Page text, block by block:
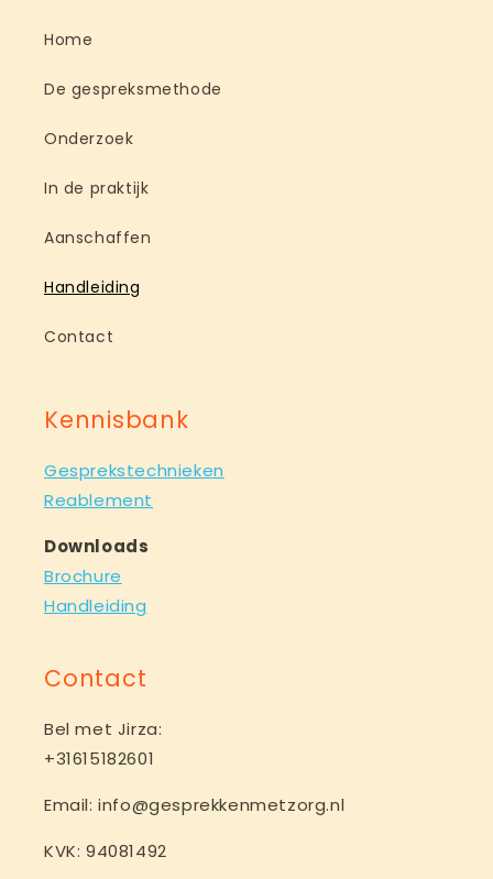
Home
De gespreksmethode
Onderzoek
In de praktijk
Aanschaffen
Handleiding
Contact
Kennisbank
Gesprekstechnieken
Reablement
Downloads
Brochure
Handleiding
Contact
Bel met Jirza:
+31615182601
Email: info@gesprekkenmetzorg.nl
KVK: 94081492